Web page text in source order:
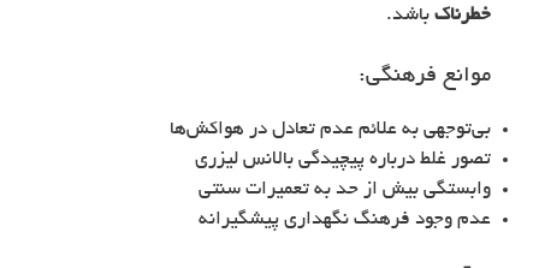
خطرناک باشد.
موانع فرهنگی:
بی‌توجهی به علائم عدم تعادل در هواکش‌ها
تصور غلط درباره پیچیدگی بالانس لیزری
وابستگی بیش از حد به تعمیرات سنتی
عدم وجود فرهنگ نگهداری پیشگیرانه